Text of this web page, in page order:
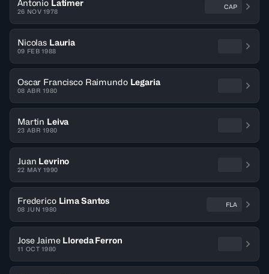
Antonio Latimer
26 NOV 1978
CAP
Nicolas Lauria
09 FEB 1988
Oscar Francisco Raimundo Legaria
08 ABR 1980
Martin Leiva
23 ABR 1980
Juan Levrino
22 MAY 1990
Frederico Lima Santos
08 JUN 1980
FLA
Jose Jaime Lloreda Ferron
11 OCT 1980